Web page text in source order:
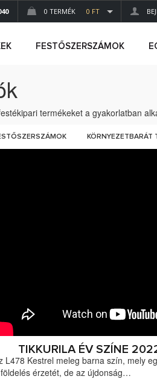
0 TERMÉK 0 FT
FESTŐSZERSZÁMOK
termékeket a gyakorlatban
KÖRNYEZETBARÁT
TIKKURILA ÉV SZÍNE
L478 Kestrel meleg barna szín, mely
érzetét, de az újdonság…